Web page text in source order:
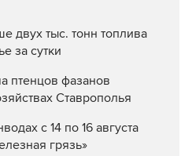
двух тыс. тонн топлива
за сутки
птенцов фазанов
Ставрополья
с 14 по 16 августа
грязь»